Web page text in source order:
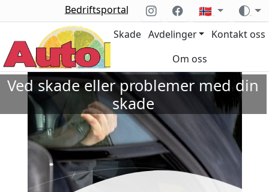
Bedriftsportal 🇳🇴
Skade Avdelinger
Kontakt oss
Om oss
Ved skade eller problemer med din
skade